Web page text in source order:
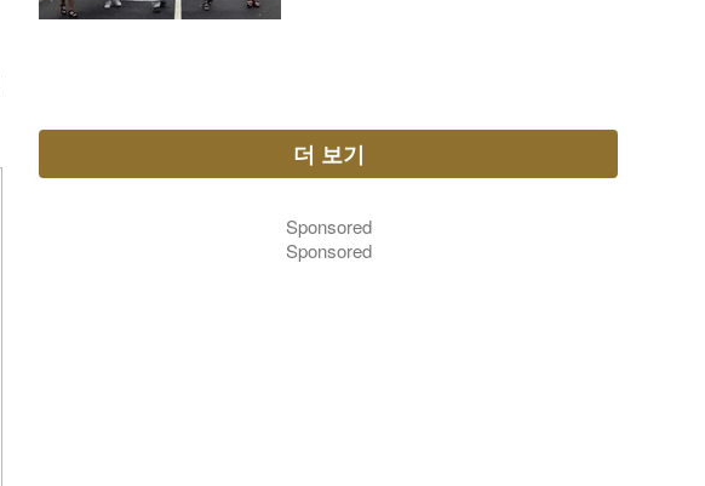
더 보기
Sponsored
Sponsored